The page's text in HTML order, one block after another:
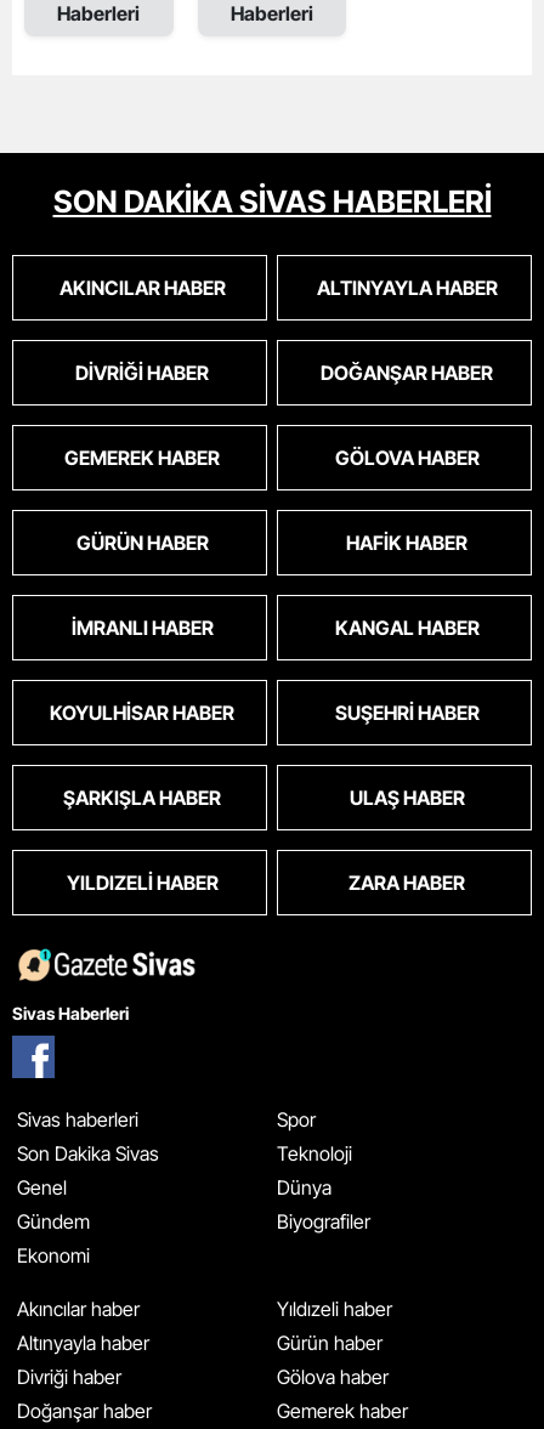
Haberleri
Haberleri
SON DAKİKA SİVAS HABERLERİ
AKINCILAR HABER ALTINYAYLA HABER
DIVRIĞI HABER DOĞANŞAR HABER
GEMEREK HABER GÖLOVA HABER
GÜRÜN HABER HAFIK HABER
İMRANLI HABER KANGAL HABER
KOYULHISAR HABER SUŞEHRI HABER
ŞARKIŞLA HABER ULAŞ HABER
YILDIZELI HABER ZARA HABER
Sivas Haberleri
Sivas haberleri
Son Dakika Sivas
Genel
Gündem
Ekonomi
Spor
Teknoloji
Dünya
Biyografiler
Akıncılar haber
Altınyayla haber
Divriği haber
Doğanşar haber
Yıldızeli haber
Gürün haber
Gölova haber
Gemerek haber